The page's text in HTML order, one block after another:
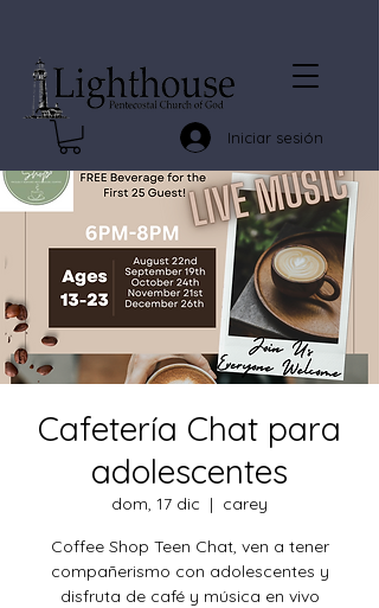
Iniciar sesión
Cafetería Chat para
adolescentes
dom, 17 dic
  |
carey
Coffee Shop Teen Chat, ven a tener
compañerismo con adolescentes y
disfruta de café y música en vivo